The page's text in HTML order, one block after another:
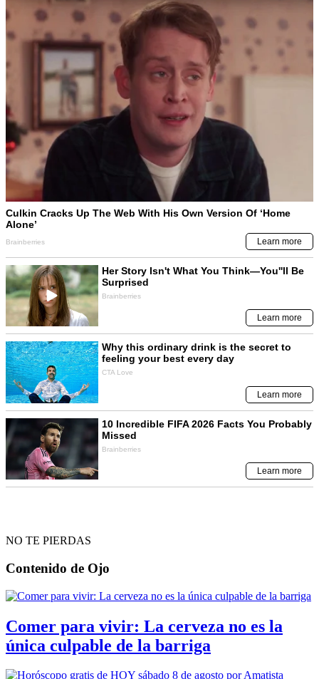
NO TE PIERDAS
Contenido de Ojo
Comer para vivir: La cerveza no es la
única culpable de la barriga